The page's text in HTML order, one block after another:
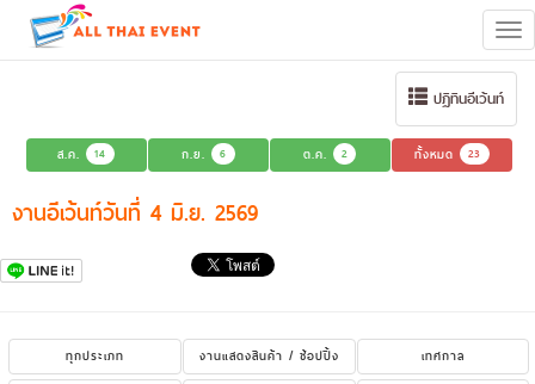
ปฏิทินอีเว้นท์
ส.ค. 14 ก.ย. 6 ต.ค. 2 ทั้งหมด 23
งานอีเว้นท์วันที่ 4 มิ.ย. 2569
ทุกประเภท งานแสดงสินค้า / ช้อปปิ้ง
เทศกาล